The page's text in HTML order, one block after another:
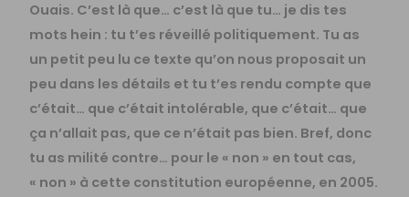
Ouais. C’est là que… c’est là que tu… je dis tes
mots hein : tu t’es réveillé politiquement. Tu as
un petit peu lu ce texte qu’on nous proposait un
peu dans les détails et tu t’es rendu compte que
c’était… que c’était intolérable, que c’était… que
ça n’allait pas, que ce n’était pas bien. Bref, donc
tu as milité contre… pour le « non » en tout cas,
« non » à cette constitution européenne, en 2005.